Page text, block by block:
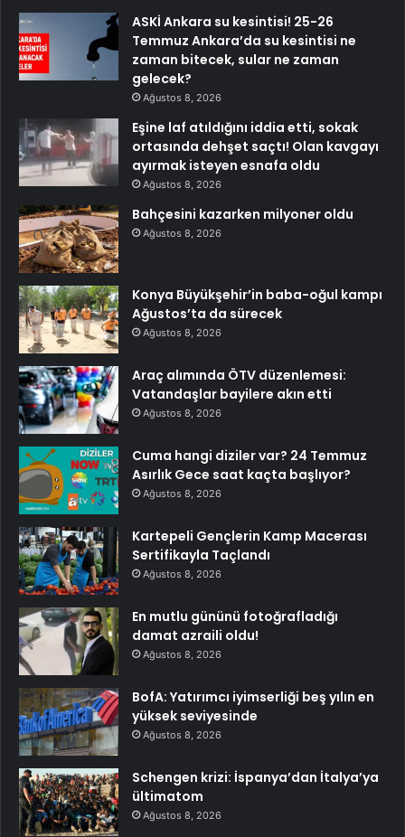
ASKİ Ankara su kesintisi! 25-26
Temmuz Ankara’da su kesintisi ne
zaman bitecek, sular ne zaman
gelecek?
Ağustos 8, 2026
Eşine laf atıldığını iddia etti, sokak
ortasında dehşet saçtı! Olan kavgayı
ayırmak isteyen esnafa oldu
Ağustos 8, 2026
Bahçesini kazarken milyoner oldu
Ağustos 8, 2026
Konya Büyükşehir’in baba-oğul kampı
Ağustos’ta da sürecek
Ağustos 8, 2026
Araç alımında ÖTV düzenlemesi:
Vatandaşlar bayilere akın etti
Ağustos 8, 2026
Cuma hangi diziler var? 24 Temmuz
Asırlık Gece saat kaçta başlıyor?
Ağustos 8, 2026
Kartepeli Gençlerin Kamp Macerası
Sertifikayla Taçlandı
Ağustos 8, 2026
En mutlu gününü fotoğrafladığı
damat azraili oldu!
Ağustos 8, 2026
BofA: Yatırımcı iyimserliği beş yılın en
yüksek seviyesinde
Ağustos 8, 2026
Schengen krizi: İspanya’dan İtalya’ya
ültimatom
Ağustos 8, 2026